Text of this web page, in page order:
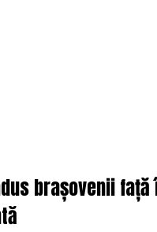
brașovenii